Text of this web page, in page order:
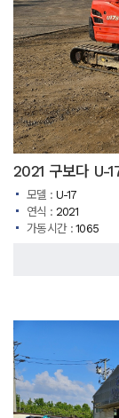
2021 구보다 U-
모델 : U-17
연식 : 2021
가동시간 :1065